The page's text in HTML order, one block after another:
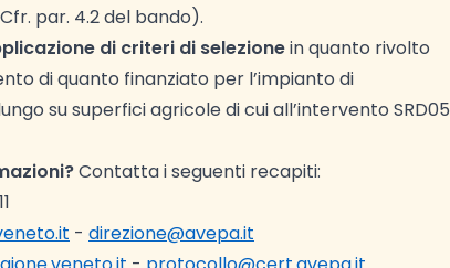
par. 4.2 del bando).
di criteri di selezionein quanto rivolto
di quanto finanziato per l’impianto di
su superfici agricole di cui all’intervento SRD05
Contatta i seguenti recapiti:
- direzione@avepa.it